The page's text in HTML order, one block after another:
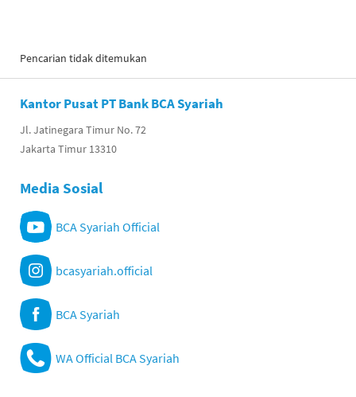
Pencarian tidak ditemukan
Kantor Pusat PT Bank BCA Syariah
Jl. Jatinegara Timur No. 72
Jakarta Timur 13310
Media Sosial
BCA Syariah Official
bcasyariah.official
BCA Syariah
WA Official BCA Syariah